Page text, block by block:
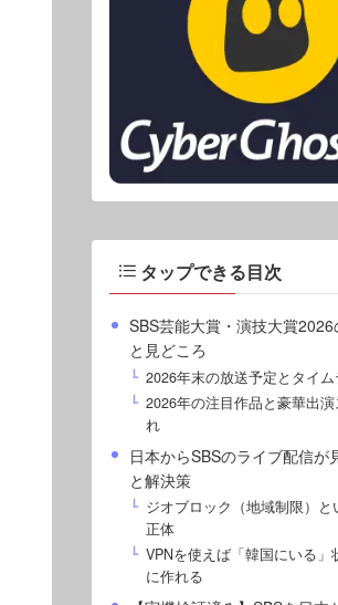
タップできる目次
SBS芸能大賞・演技大賞
と見どころ
2026年末の放送予定とタイ
2026年の注目作品と豪華出
れ
日本からSBSのライブ配信が
と解決策
ジオブロック（地域制限）と
正体
VPNを使えば「韓国にいる」
に作れる